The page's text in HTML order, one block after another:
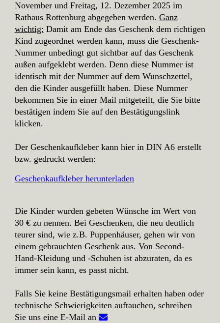
November und Freitag, 12. Dezember 2025 im
Rathaus Rottenburg abgegeben werden. Ganz
wichtig: Damit am Ende das Geschenk dem richtigen
Kind zugeordnet werden kann, muss die Geschenk-
Nummer unbedingt gut sichtbar auf das Geschenk
außen aufgeklebt werden. Denn diese Nummer ist
identisch mit der Nummer auf dem Wunschzettel,
den die Kinder ausgefüllt haben. Diese Nummer
bekommen Sie in einer Mail mitgeteilt, die Sie bitte
bestätigen indem Sie auf den Bestätigungslink
klicken.
Der Geschenkaufkleber kann hier in DIN A6 erstellt
bzw. gedruckt werden:
Geschenkaufkleber herunterladen
Die Kinder wurden gebeten Wünsche im Wert von
30 € zu nennen. Bei Geschenken, die neu deutlich
teurer sind, wie z.B. Puppenhäuser, gehen wir von
einem gebrauchten Geschenk aus. Von Second-
Hand-Kleidung und -Schuhen ist abzuraten, da es
immer sein kann, es passt nicht.
Falls Sie keine Bestätigungsmail erhalten haben oder
technische Schwierigkeiten auftauchen, schreiben
Sie uns eine E-Mail an